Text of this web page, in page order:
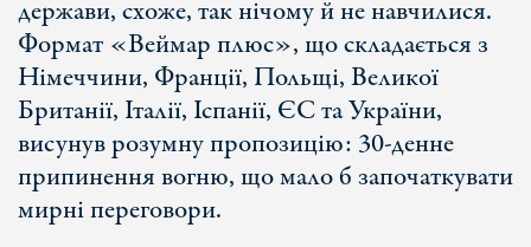
держави, схоже, так нічому й не навчилися.
Формат «Веймар плюс», що складається з
Німеччини, Франції, Польщі, Великої
Британії, Італії, Іспанії, ЄС та України,
висунув розумну пропозицію: 30-денне
припинення вогню, що мало б започаткувати
мирні переговори.